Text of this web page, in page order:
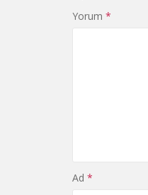
Yorum *
Ad *